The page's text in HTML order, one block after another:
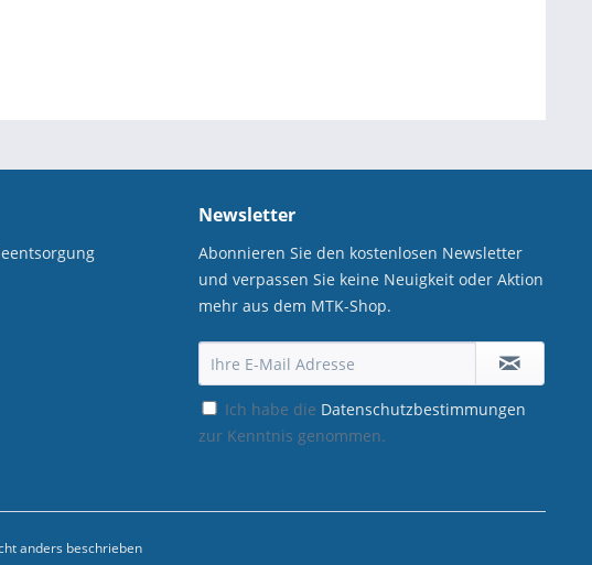
Newsletter
Abonnieren Sie den kostenlosen Newsletter
und verpassen Sie keine Neuigkeit oder Aktion
mehr aus dem MTK-Shop.
Ich habe die Datenschutzbestimmungen
zur Kenntnis genommen.
anders beschrieben